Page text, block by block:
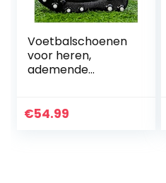
Voetbalschoenen
voor heren,
ademende
antislip outdoor
€54.99